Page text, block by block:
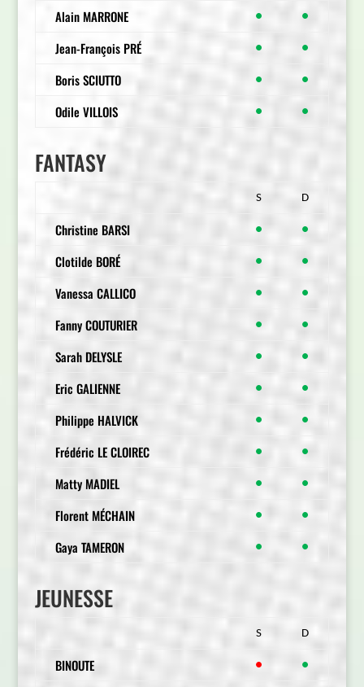
Alain MARRONE ● ●
Jean-François PRÉ ● ●
Boris SCIUTTO ● ●
Odile VILLOIS ● ●
FANTASY
S D
Christine BARSI ● ●
Clotilde BORÉ ● ●
Vanessa CALLICO ● ●
Fanny COUTURIER ● ●
Sarah DELYSLE ● ●
Eric GALIENNE ● ●
Philippe HALVICK ● ●
Frédéric LE CLOIREC ● ●
Matty MADIEL ● ●
Florent MÉCHAIN ● ●
Gaya TAMERON ● ●
JEUNESSE
S D
BINOUTE ● ●